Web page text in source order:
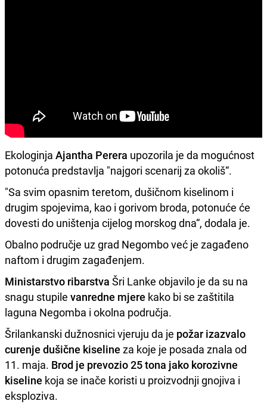
Ekologinja Ajantha Perera upozorila je da mogućnost
potonuća predstavlja "najgori scenarij za okoliš“.
"Sa svim opasnim teretom, dušičnom kiselinom i
drugim spojevima, kao i gorivom broda, potonuće će
dovesti do uništenja cijelog morskog dna“, dodala je.
Obalno područje uz grad Negombo već je zagađeno
naftom i drugim zagađenjem.
Ministarstvo ribarstva Šri Lanke objavilo je da su na
snagu stupile vanredne mjere kako bi se zaštitila
laguna Negomba i okolna područja.
Šrilankanski dužnosnici vjeruju da je požar izazvalo
curenje dušične kiseline za koje je posada znala od
11. maja. Brod je prevozio 25 tona jako korozivne
kiseline koja se inače koristi u proizvodnji gnojiva i
eksploziva.